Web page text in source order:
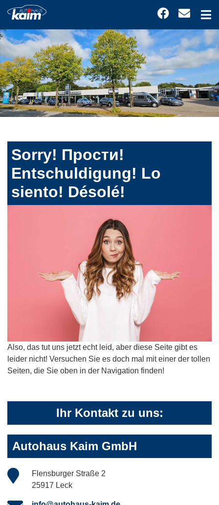
Sorry! Прости!
Entschuldigung! Lo
siento! Désolé!
Also, das tut uns jetzt echt leid, aber diese Seite gibt es
leider nicht! Versuchen Sie es doch mal mit einer der tollen
Seiten, die Sie oben in der Navigation finden!
Ihr Kontakt zu uns:
Autohaus Kaim GmbH
Flensburger Straße 2
25917 Leck